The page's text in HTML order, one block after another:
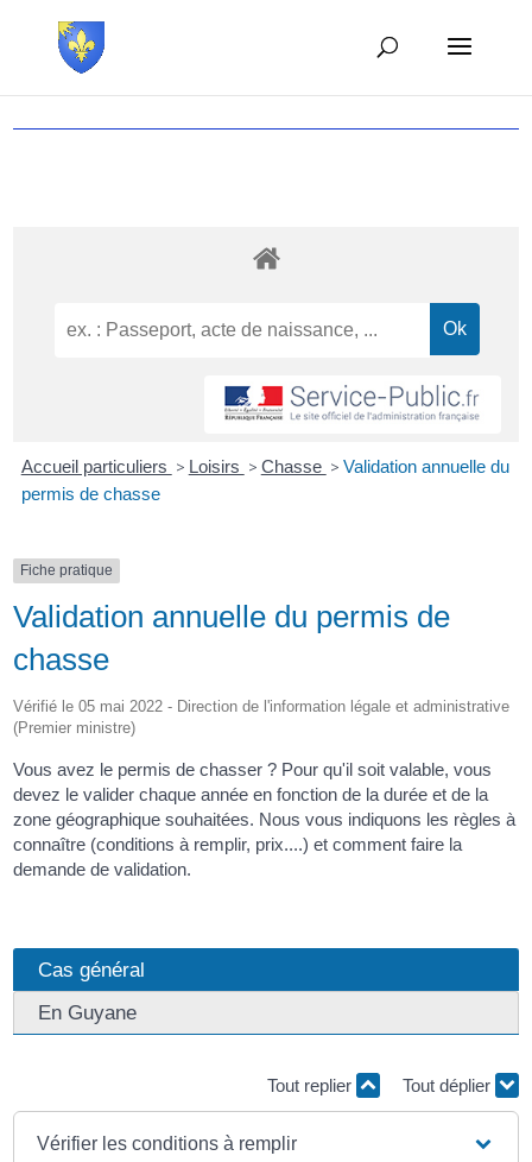
Accueil particuliers > Loisirs > Chasse > Validation annuelle du
permis de chasse
Fiche pratique
Validation annuelle du permis de
chasse
Vérifié le 05 mai 2022 - Direction de l'information légale et administrative
(Premier ministre)
Vous avez le permis de chasser ? Pour qu'il soit valable, vous
devez le valider chaque année en fonction de la durée et de la
zone géographique souhaitées. Nous vous indiquons les règles à
connaître (conditions à remplir, prix....) et comment faire la
demande de validation.
Cas général
En Guyane
Tout replier Tout déplier
Vérifier les conditions à remplir